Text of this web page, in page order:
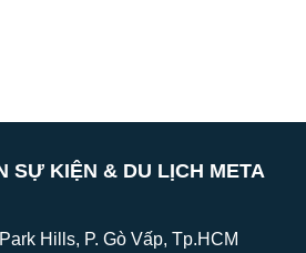
SỰ KIỆN & DU LỊCH META
Hills, P. Gò Vấp, Tp.HCM